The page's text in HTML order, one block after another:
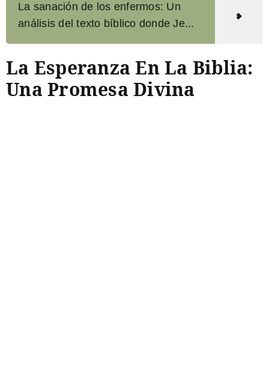
La sanación de los enfermos: Un
análisis del texto bíblico donde Je...
La Esperanza En La Biblia:
Una Promesa Divina